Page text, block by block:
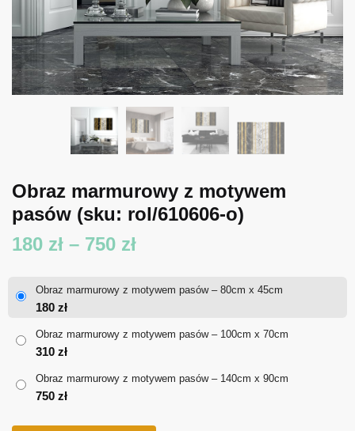
Obraz marmurowy z motywem
pasów (sku: rol/610606-o)
180 zł – 750 złZakres
od
180 zł
Obraz marmurowy z motywem pasów – 80cm x 45cm
180 zł
Obraz marmurowy z motywem pasów – 100cm x 70cm
310 zł
Obraz marmurowy z motywem pasów – 140cm x 90cm
750 zł